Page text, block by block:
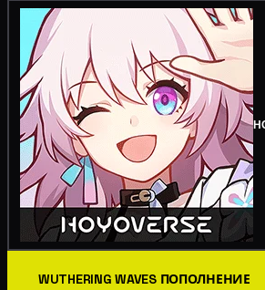
WUTHERING WAVES ПОПОЛНЕНИЕ